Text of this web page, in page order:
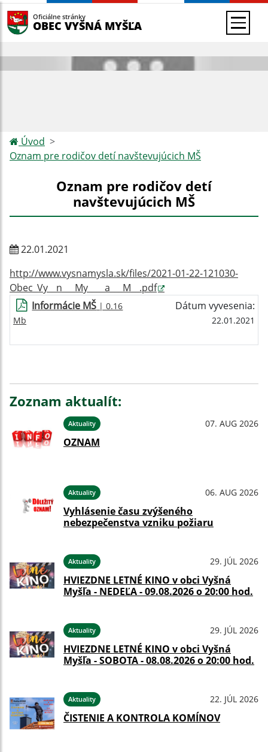
Oficiálne stránky
OBEC VYŠNÁ MYŠĽA
Úvod
Oznam pre rodičov detí navštevujúcich MŠ
Oznam pre rodičov detí
navštevujúcich MŠ
22.01.2021
http://www.vysnamysla.sk/files/2021-01-22-121030-
Obec_Vy__n___My____a___M__.pdf
Informácie MŠ | 0.16
Mb
Dátum vyvesenia:
22.01.2021
Zoznam aktualít:
Aktuality 07. AUG 2026
OZNAM
Aktuality 06. AUG 2026
Vyhlásenie času zvýšeného
nebezpečenstva vzniku požiaru
Aktuality 29. JÚL 2026
HVIEZDNE LETNÉ KINO v obci Vyšná
Myšľa - NEDEĽA - 09.08.2026 o 20:00 hod.
Aktuality 29. JÚL 2026
HVIEZDNE LETNÉ KINO v obci Vyšná
Myšľa - SOBOTA - 08.08.2026 o 20:00 hod.
Aktuality 22. JÚL 2026
ČISTENIE A KONTROLA KOMÍNOV